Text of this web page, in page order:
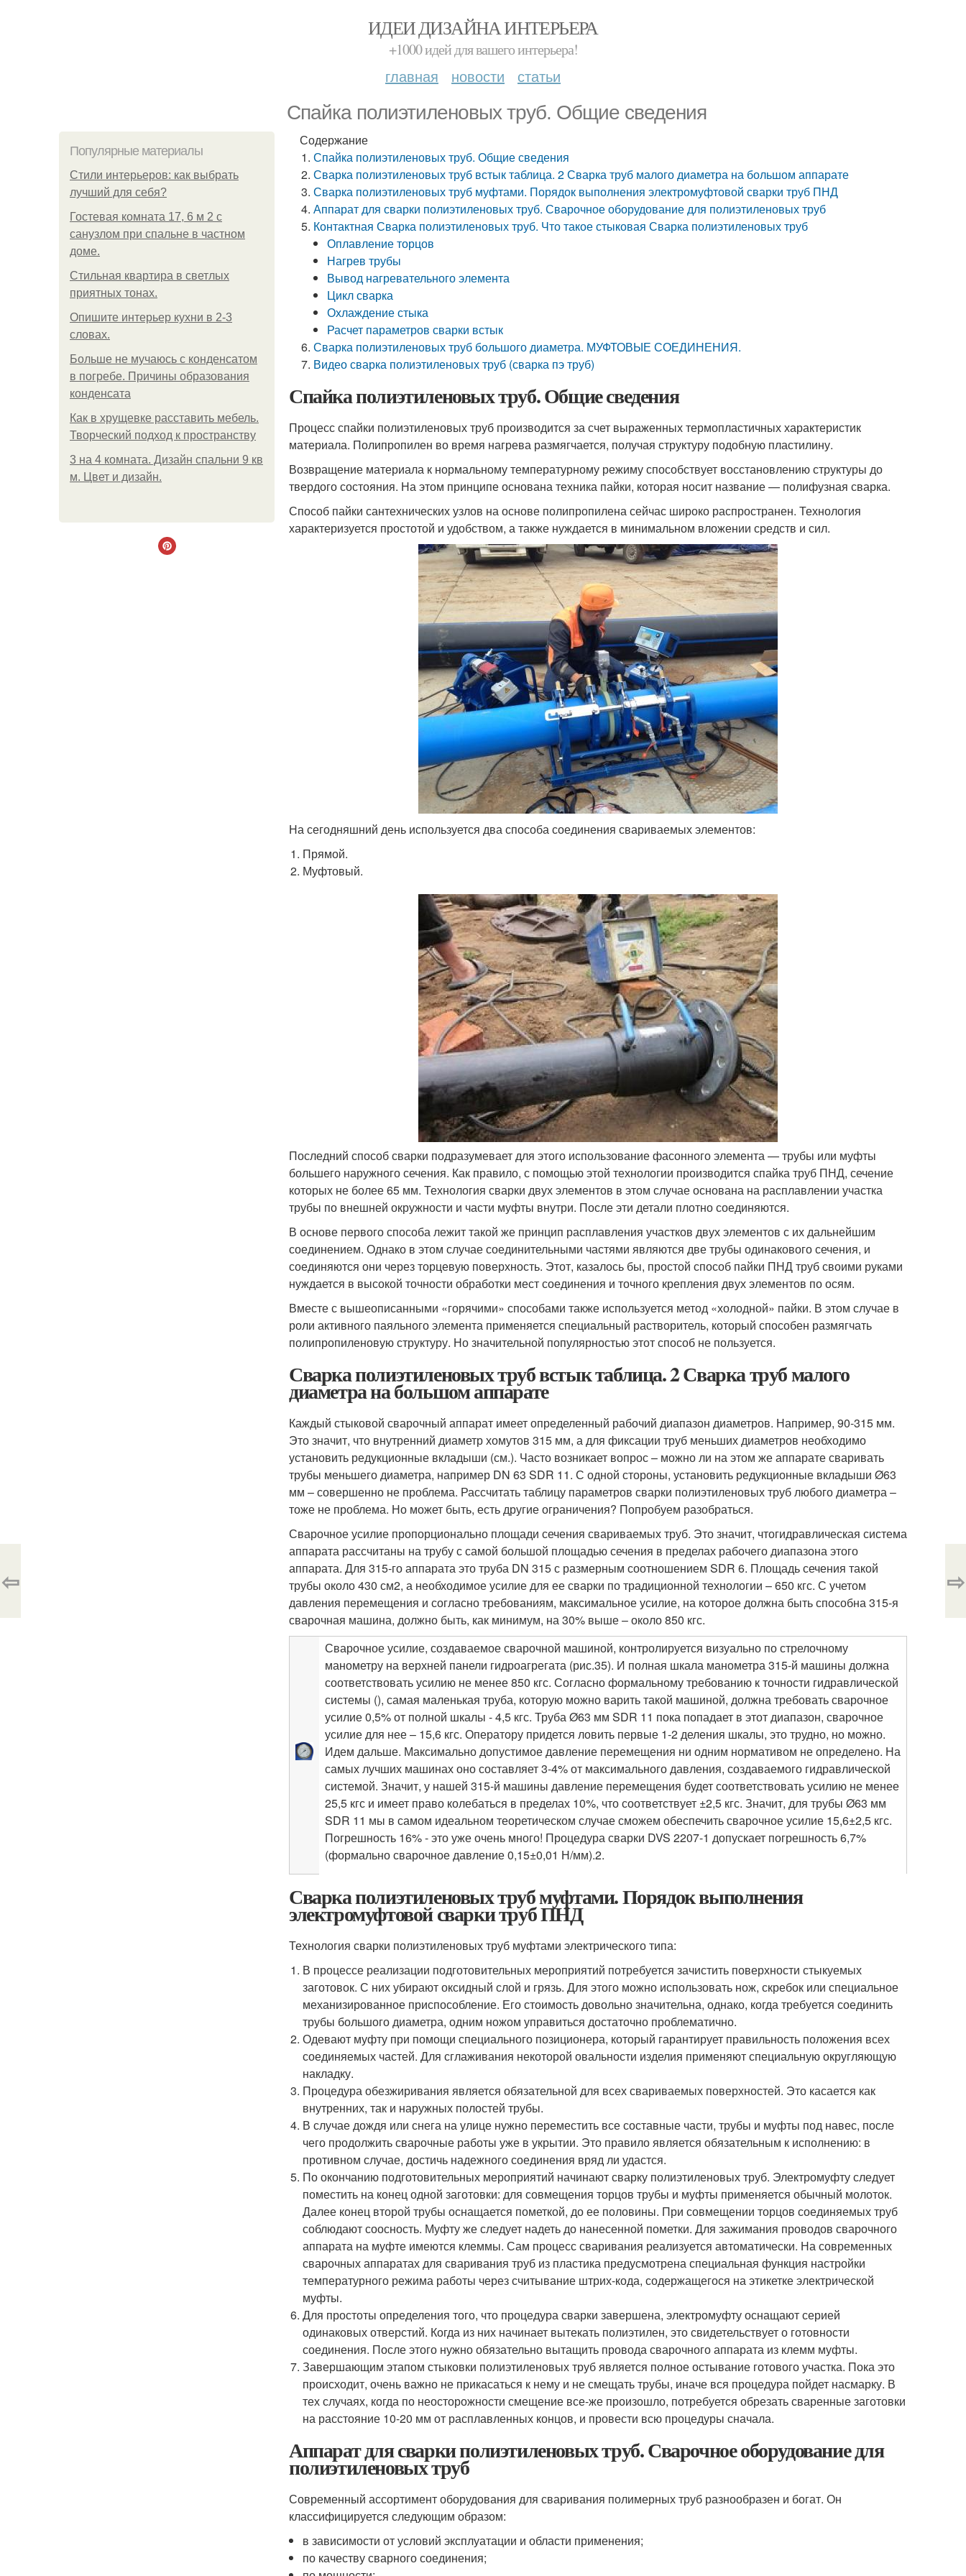
ИДЕИ ДИЗАЙНА ИНТЕРЬЕРА
+1000 идей для вашего интерьера!
главная новости статьи
Спайка полиэтиленовых труб. Общие сведения
Популярные материалы
Стили интерьеров: как выбрать
лучший для себя?
Гостевая комната 17, 6 м 2 с
санузлом при спальне в частном
доме.
Стильная квартира в светлых
приятных тонах.
Опишите интерьер кухни в 2-3
словах.
Больше не мучаюсь с конденсатом
в погребе. Причины образования
конденсата
Как в хрущевке расставить мебель.
Творческий подход к пространству
3 на 4 комната. Дизайн спальни 9 кв
м. Цвет и дизайн.
Содержание
Спайка полиэтиленовых труб. Общие сведения
Сварка полиэтиленовых труб встык таблица. 2 Сварка труб малого диаметра на большом аппарате
Сварка полиэтиленовых труб муфтами. Порядок выполнения электромуфтовой сварки труб ПНД
Аппарат для сварки полиэтиленовых труб. Сварочное оборудование для полиэтиленовых труб
Контактная Сварка полиэтиленовых труб. Что такое стыковая Сварка полиэтиленовых труб
Оплавление торцов
Нагрев трубы
Вывод нагревательного элемента
Цикл сварка
Охлаждение стыка
Расчет параметров сварки встык
Сварка полиэтиленовых труб большого диаметра. МУФТОВЫЕ СОЕДИНЕНИЯ.
Видео сварка полиэтиленовых труб (сварка пэ труб)
Спайка полиэтиленовых труб. Общие сведения
Процесс спайки полиэтиленовых труб производится за счет выраженных термопластичных характеристик
материала. Полипропилен во время нагрева размягчается, получая структуру подобную пластилину.
Возвращение материала к нормальному температурному режиму способствует восстановлению структуры до
твердого состояния. На этом принципе основана техника пайки, которая носит название — полифузная сварка.
Способ пайки сантехнических узлов на основе полипропилена сейчас широко распространен. Технология
характеризуется простотой и удобством, а также нуждается в минимальном вложении средств и сил.
На сегодняшний день используется два способа соединения свариваемых элементов:
Прямой.
Муфтовый.
Последний способ сварки подразумевает для этого использование фасонного элемента — трубы или муфты
большего наружного сечения. Как правило, с помощью этой технологии производится спайка труб ПНД, сечение
которых не более 65 мм. Технология сварки двух элементов в этом случае основана на расплавлении участка
трубы по внешней окружности и части муфты внутри. После эти детали плотно соединяются.
В основе первого способа лежит такой же принцип расплавления участков двух элементов с их дальнейшим
соединением. Однако в этом случае соединительными частями являются две трубы одинакового сечения, и
соединяются они через торцевую поверхность. Этот, казалось бы, простой способ пайки ПНД труб своими руками
нуждается в высокой точности обработки мест соединения и точного крепления двух элементов по осям.
Вместе с вышеописанными «горячими» способами также используется метод «холодной» пайки. В этом случае в
роли активного паяльного элемента применяется специальный растворитель, который способен размягчать
полипропиленовую структуру. Но значительной популярностью этот способ не пользуется.
Сварка полиэтиленовых труб встык таблица. 2 Сварка труб малого
диаметра на большом аппарате
Каждый стыковой сварочный аппарат имеет определенный рабочий диапазон диаметров. Например, 90-315 мм.
Это значит, что внутренний диаметр хомутов 315 мм, а для фиксации труб меньших диаметров необходимо
установить редукционные вкладыши (см.). Часто возникает вопрос – можно ли на этом же аппарате сваривать
трубы меньшего диаметра, например DN 63 SDR 11. С одной стороны, установить редукционные вкладыши Ø63
мм – совершенно не проблема. Рассчитать таблицу параметров сварки полиэтиленовых труб любого диаметра –
тоже не проблема. Но может быть, есть другие ограничения? Попробуем разобраться.
Сварочное усилие пропорционально площади сечения свариваемых труб. Это значит, чтогидравлическая система
аппарата рассчитаны на трубу с самой большой площадью сечения в пределах рабочего диапазона этого
аппарата. Для 315-го аппарата это труба DN 315 с размерным соотношением SDR 6. Площадь сечения такой
трубы около 430 см2, а необходимое усилие для ее сварки по традиционной технологии – 650 кгс. С учетом
давления перемещения и согласно требованиям, максимальное усилие, на которое должна быть способна 315-я
сварочная машина, должно быть, как минимум, на 30% выше – около 850 кгс.
Сварочное усилие, создаваемое сварочной машиной, контролируется визуально по стрелочному
манометру на верхней панели гидроагрегата (рис.35). И полная шкала манометра 315-й машины должна
соответствовать усилию не менее 850 кгс. Согласно формальному требованию к точности гидравлической
системы (), самая маленькая труба, которую можно варить такой машиной, должна требовать сварочное
усилие 0,5% от полной шкалы - 4,5 кгс. Труба Ø63 мм SDR 11 пока попадает в этот диапазон, сварочное
усилие для нее – 15,6 кгс. Оператору придется ловить первые 1-2 деления шкалы, это трудно, но можно.
Идем дальше. Максимально допустимое давление перемещения ни одним нормативом не определено. На
самых лучших машинах оно составляет 3-4% от максимального давления, создаваемого гидравлической
системой. Значит, у нашей 315-й машины давление перемещения будет соответствовать усилию не менее
25,5 кгс и имеет право колебаться в пределах 10%, что соответствует ±2,5 кгс. Значит, для трубы Ø63 мм
SDR 11 мы в самом идеальном теоретическом случае сможем обеспечить сварочное усилие 15,6±2,5 кгс.
Погрешность 16% - это уже очень много! Процедура сварки DVS 2207-1 допускает погрешность 6,7%
(формально сварочное давление 0,15±0,01 Н/мм).2.
Сварка полиэтиленовых труб муфтами. Порядок выполнения
электромуфтовой сварки труб ПНД
Технология сварки полиэтиленовых труб муфтами электрического типа:
В процессе реализации подготовительных мероприятий потребуется зачистить поверхности стыкуемых
заготовок. С них убирают оксидный слой и грязь. Для этого можно использовать нож, скребок или специальное
механизированное приспособление. Его стоимость довольно значительна, однако, когда требуется соединить
трубы большого диаметра, одним ножом управиться достаточно проблематично.
Одевают муфту при помощи специального позиционера, который гарантирует правильность положения всех
соединяемых частей. Для сглаживания некоторой овальности изделия применяют специальную округляющую
накладку.
Процедура обезжиривания является обязательной для всех свариваемых поверхностей. Это касается как
внутренних, так и наружных полостей трубы.
В случае дождя или снега на улице нужно переместить все составные части, трубы и муфты под навес, после
чего продолжить сварочные работы уже в укрытии. Это правило является обязательным к исполнению: в
противном случае, достичь надежного соединения вряд ли удастся.
По окончанию подготовительных мероприятий начинают сварку полиэтиленовых труб. Электромуфту следует
поместить на конец одной заготовки: для совмещения торцов трубы и муфты применяется обычный молоток.
Далее конец второй трубы оснащается пометкой, до ее половины. При совмещении торцов соединяемых труб
соблюдают соосность. Муфту же следует надеть до нанесенной пометки. Для зажимания проводов сварочного
аппарата на муфте имеются клеммы. Сам процесс сваривания реализуется автоматически. На современных
сварочных аппаратах для сваривания труб из пластика предусмотрена специальная функция настройки
температурного режима работы через считывание штрих-кода, содержащегося на этикетке электрической
муфты.
Для простоты определения того, что процедура сварки завершена, электромуфту оснащают серией
одинаковых отверстий. Когда из них начинает вытекать полиэтилен, это свидетельствует о готовности
соединения. После этого нужно обязательно вытащить провода сварочного аппарата из клемм муфты.
Завершающим этапом стыковки полиэтиленовых труб является полное остывание готового участка. Пока это
происходит, очень важно не прикасаться к нему и не смещать трубы, иначе вся процедура пойдет насмарку. В
тех случаях, когда по неосторожности смещение все-же произошло, потребуется обрезать сваренные заготовки
на расстояние 10-20 мм от расплавленных концов, и провести всю процедуры сначала.
Аппарат для сварки полиэтиленовых труб. Сварочное оборудование для
полиэтиленовых труб
Современный ассортимент оборудования для сваривания полимерных труб разнообразен и богат. Он
классифицируется следующим образом:
в зависимости от условий эксплуатации и области применения;
по качеству сварного соединения;
⇦ ⇨